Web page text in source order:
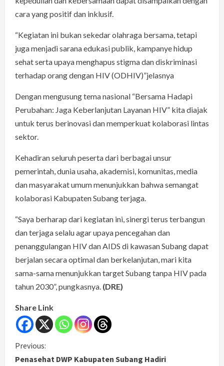
cara yang positif dan inklusif.
“Kegiatan ini bukan sekedar olahraga bersama, tetapi
juga menjadi sarana edukasi publik, kampanye hidup
sehat serta upaya menghapus stigma dan diskriminasi
terhadap orang dengan HIV (ODHIV)”jelasnya
Dengan mengusung tema nasional “Bersama Hadapi
Perubahan: Jaga Keberlanjutan Layanan HIV” kita diajak
untuk terus berinovasi dan memperkuat kolaborasi lintas
sektor.
Kehadiran seluruh peserta dari berbagai unsur
pemerintah, dunia usaha, akademisi, komunitas, media
dan masyarakat umum menunjukkan bahwa semangat
kolaborasi Kabupaten Subang terjaga.
“Saya berharap dari kegiatan ini, sinergi terus terbangun
dan terjaga selalu agar upaya pencegahan dan
penanggulangan HIV dan AIDS di kawasan Subang dapat
berjalan secara optimal dan berkelanjutan, mari kita
sama-sama menunjukkan target Subang tanpa HIV pada
tahun 2030”, pungkasnya. (DRE)
Share Link
C
Previous:
Penasehat DWP Kabupaten Subang Hadiri